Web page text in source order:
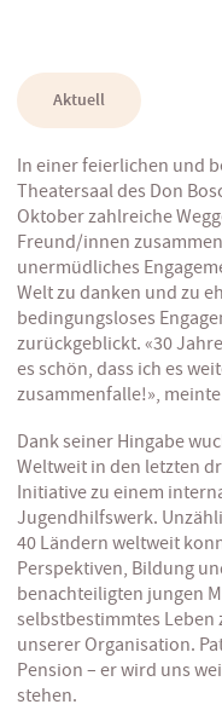
In einer feierlichen und
Theatersaal des Don
Oktober zahlreiche
Freund/innen
unermüdliches
Welt zu danken und zu
bedingungsloses
zurückgeblickt. «30
es schön, dass ich es
zusammenfalle!»,
Dank seiner Hingabe
Weltweit in den letzten
Initiative zu einem
Jugendhilfswerk.
40 Ländern weltweit
Perspektiven, Bildung
benachteiligten jungen
selbstbestimmtes
unserer Organisation.
Pension – er wird uns
stehen.
Aktuell